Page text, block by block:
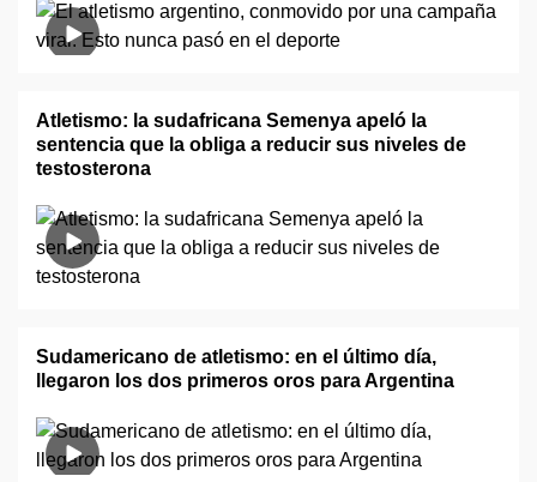
Atletismo: la sudafricana Semenya apeló la
sentencia que la obliga a reducir sus niveles de
testosterona
Sudamericano de atletismo: en el último día,
llegaron los dos primeros oros para Argentina